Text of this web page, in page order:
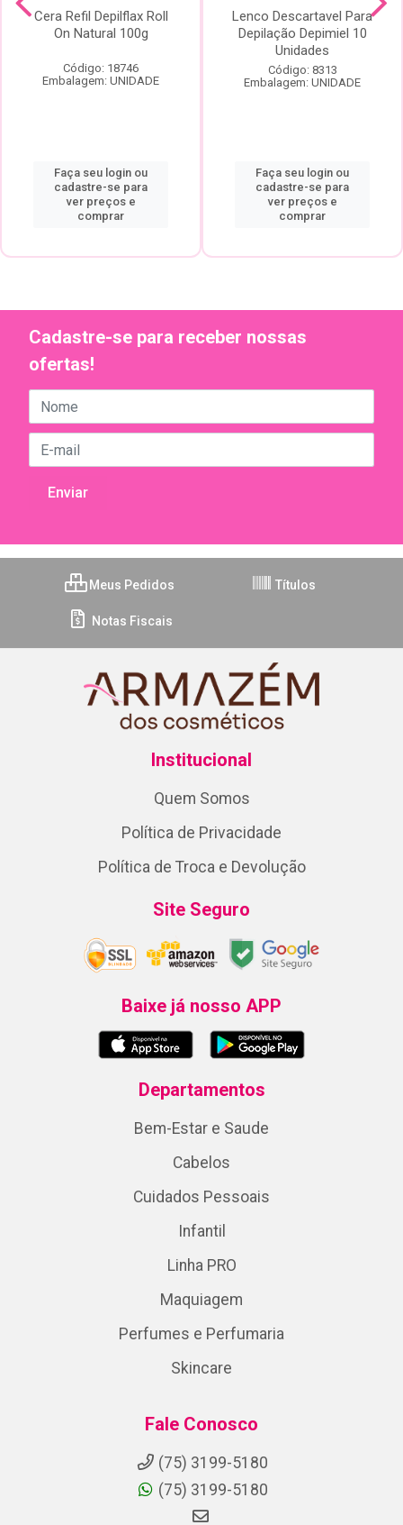
Cera Refil Depilflax Roll
On Natural 100g
Código: 18746
Embalagem: UNIDADE
Faça seu login ou
cadastre-se para
ver preços e
comprar
Lenco Descartavel Para
Depilação Depimiel 10
Unidades
Código: 8313
Embalagem: UNIDADE
Faça seu login ou
cadastre-se para
ver preços e
comprar
Cadastre-se para receber nossas
ofertas!
Meus Pedidos Títulos
Notas Fiscais
Institucional
Quem Somos
Política de Privacidade
Política de Troca e Devolução
Site Seguro
Baixe já nosso APP
Departamentos
Bem-Estar e Saude
Cabelos
Cuidados Pessoais
Infantil
Linha PRO
Maquiagem
Perfumes e Perfumaria
Skincare
Fale Conosco
(75) 3199-5180
(75) 3199-5180